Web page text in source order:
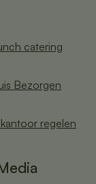
catering
Bezorgen
regelen